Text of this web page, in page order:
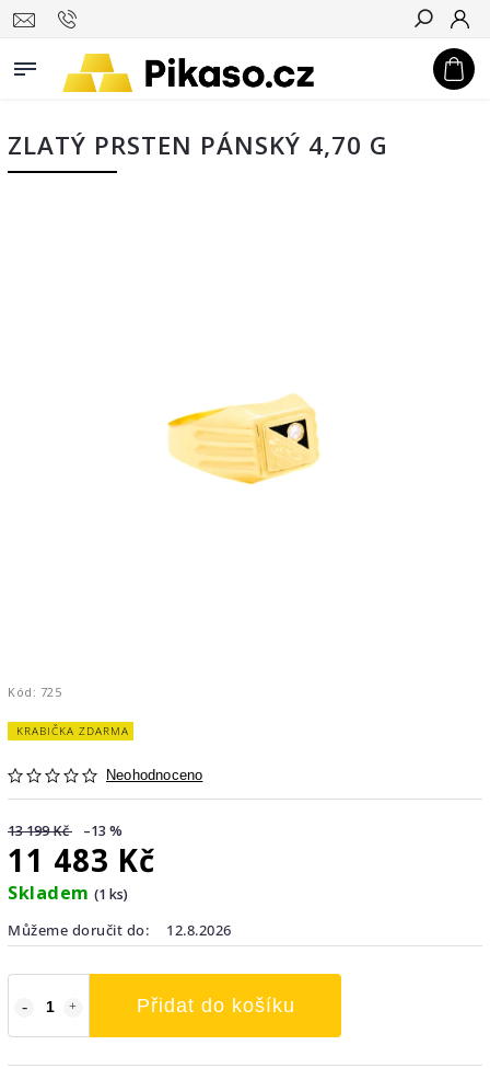
Hledat
ZLATÝ PRSTEN PÁNSKÝ 4,70 G
Kód: 725
KRABIČKA ZDARMA
Neohodnoceno
13 199 Kč –13 %
11 483 Kč
Skladem (1 ks)
Můžeme doručit do:
12.8.2026
Přidat do košíku